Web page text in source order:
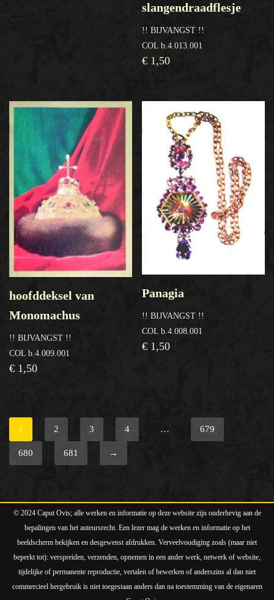
slangendraadflesje
!! BIJVANGST !!
COL b.4.013.001
€ 1,50
hoofddeksel van
Monomachus
!! BIJVANGST !!
COL b.4.009.001
€ 1,50
Panagia
!! BIJVANGST !!
COL b.4.008.001
€ 1,50
1 2 3 4 … 679
680 681 →
© 2024 Caput Ovis; alle werken en informatie op deze website zijn onderhevig aan de
bepalingen van het auteursrecht. Een lezer mag de werken en informatie op het
beeldscherm bekijken en desgewenst afdrukken. Verveelvoudiging zoals (maar niet
beperkt tot): verspreiden, verzenden, opnemen in een ander werk, netwerk of website,
tijdelijke of permanente reproductie, vertalen of bewerken of anderszins al dan niet
commercieel hergebruik is niet toegestaan anders dan na toestemming van de eigenaren